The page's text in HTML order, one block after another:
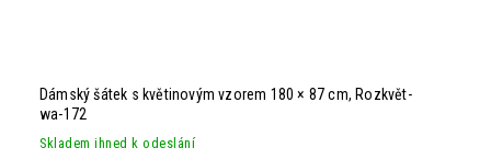
Dámský šátek s květinovým vzorem 180 × 87 cm, Rozkvět-
wa-172
Skladem ihned k odeslání